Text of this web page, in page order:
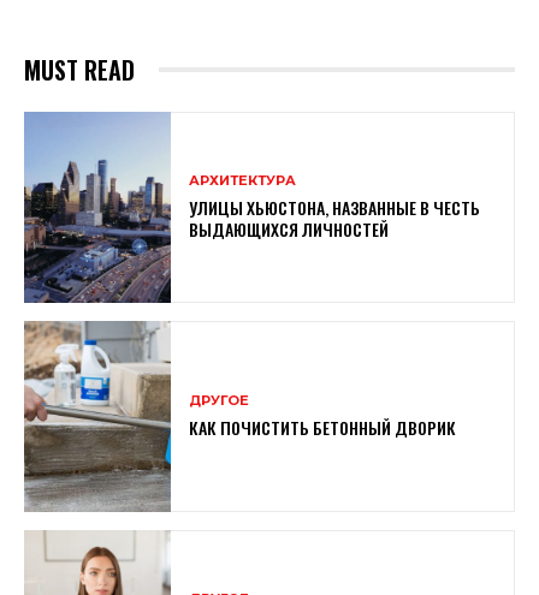
MUST READ
АРХИТЕКТУРА
УЛИЦЫ ХЬЮСТОНА, НАЗВАННЫЕ В ЧЕСТЬ
ВЫДАЮЩИХСЯ ЛИЧНОСТЕЙ
ДРУГОЕ
КАК ПОЧИСТИТЬ БЕТОННЫЙ ДВОРИК